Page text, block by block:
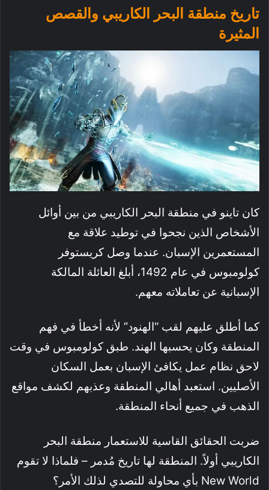
تاريخ منطقة البحر الكاريبي والقصص
المثيرة
كان تاينو في منطقة البحر الكاريبي من بين أوائل
الأشخاص الذين نجحوا في توطيد علاقة مع
المستعمرين الإسبان. عندما وصل كريستوفر
كولومبوس في عام 1492، أبلغ العائلة المالكة
الإسبانية عن تعاملاته معهم.
كما أطلق عليهم لقب “الهنود” لأنه أخطأ في فهم
المنطقة وكان يحسبها الهند. طبق كولومبوس في وقت
لاحق نظام عمل يكافئ الإسبان بعمل السكان
الأصليين. استعبد أهالي المنطقة وعذبهم لكشف مواقع
الذهب في جميع أنحاء المنطقة.
ضربت الحقائق القاسية للاستعمار منطقة البحر
الكاريبي أولاً. المنطقة لها تاريخ مُدمر – فلماذا لا تقوم
New World بأي محاولة للتصدي لذلك الأمر؟